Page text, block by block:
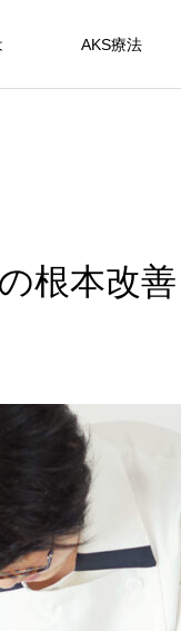
AKS療法
根本改善